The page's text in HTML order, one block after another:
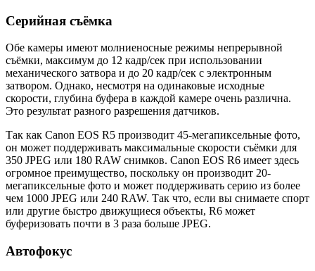
Серийная съёмка
Обе камеры имеют молниеносные режимы непрерывной
съёмки, максимум до 12 кадр/сек при использовании
механического затвора и до 20 кадр/сек с электронным
затвором. Однако, несмотря на одинаковые исходные
скорости, глубина буфера в каждой камере очень различна.
Это результат разного разрешения датчиков.
Так как Canon EOS R5 производит 45-мегапиксельные фото,
он может поддерживать максимальные скорости съёмки для
350 JPEG или 180 RAW снимков. Canon EOS R6 имеет здесь
огромное преимущество, поскольку он производит 20-
мегапиксельные фото и может поддерживать серию из более
чем 1000 JPEG или 240 RAW. Так что, если вы снимаете спорт
или другие быстро движущиеся объекты, R6 может
буферизовать почти в 3 раза больше JPEG.
Автофокус